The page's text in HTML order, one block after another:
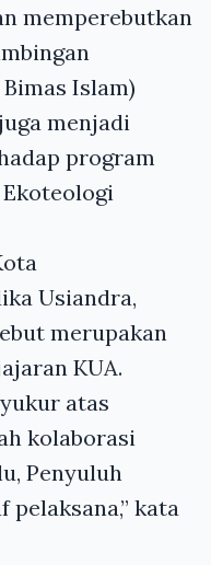
memperebutkan
Islam)
menjadi
program
Usiandra,
merupakan
KUA.
atas
kolaborasi
Penyuluh
pelaksana,” kata